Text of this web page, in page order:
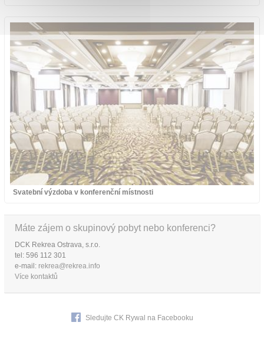
Svatební výzdoba v konferenční místnosti
Máte zájem o skupinový pobyt nebo konferenci?
DCK Rekrea Ostrava, s.r.o.
tel: 596 112 301
e-mail: rekrea@rekrea.info
Více kontaktů
Sledujte CK Rywal na Facebooku